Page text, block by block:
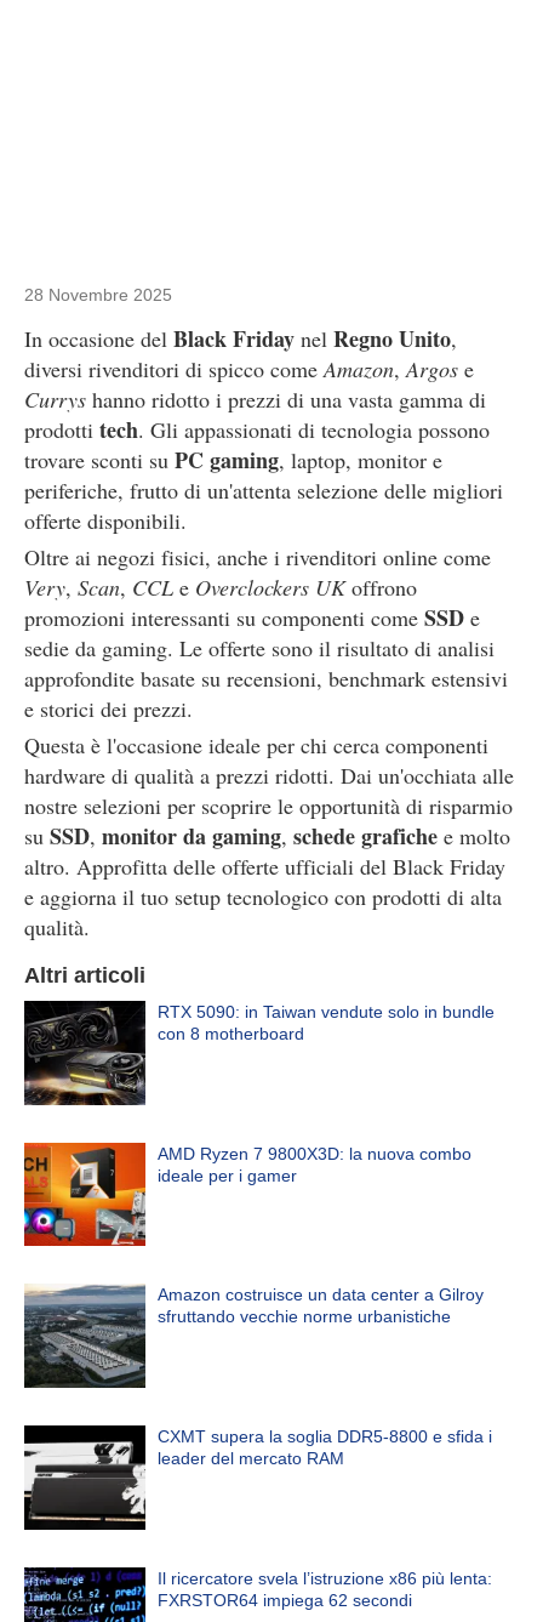
28 Novembre 2025
In occasione del Black Friday nel Regno Unito,
diversi rivenditori di spicco comeAmazon,Argos e
Currys hanno ridotto i prezzi di una vasta gamma di
prodotti tech. Gli appassionati di tecnologia possono
trovare sconti su PC gaming, laptop, monitor e
periferiche, frutto di un'attenta selezione delle migliori
offerte disponibili.
Oltre ai negozi fisici, anche i rivenditori online come
Very, Scan, CCL e Overclockers UKoffrono
promozioni interessanti su componenti come SSD e
sedie da gaming. Le offerte sono il risultato di analisi
approfondite basate su recensioni, benchmark estensivi
e storici dei prezzi.
Questa è l'occasione ideale per chi cerca componenti
hardware di qualità a prezzi ridotti. Dai un'occhiata alle
nostre selezioni per scoprire le opportunità di risparmio
su SSD, monitor da gaming, schede grafiche e molto
altro. Approfitta delle offerte ufficiali del Black Friday
e aggiorna il tuo setup tecnologico con prodotti di alta
qualità.
Altri articoli
RTX 5090: in Taiwan vendute solo in bundle
con 8 motherboard
AMD Ryzen 7 9800X3D: la nuova combo
ideale per i gamer
Amazon costruisce un data center a Gilroy
sfruttando vecchie norme urbanistiche
CXMT supera la soglia DDR5-8800 e sfida i
leader del mercato RAM
Il ricercatore svela l’istruzione x86 più lenta:
FXRSTOR64 impiega 62 secondi